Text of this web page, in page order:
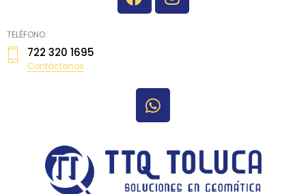
TELÉFONO:
722 320 1695
Contáctanos